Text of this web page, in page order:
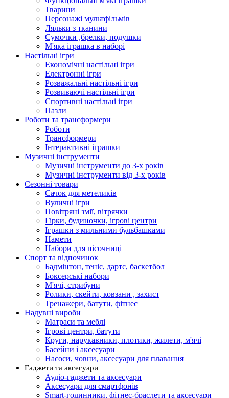
Тварини
Персонажі мультфільмів
Ляльки з тканини
Сумочки ,брелки, подушки
М'яка іграшка в наборі
Настільні ігри
Економічні настільні ігри
Електронні ігри
Розважальні настільні ігри
Розвиваючі настільні ігри
Спортивні настільні ігри
Пазли
Роботи та трансформери
Роботи
Трансформери
Інтерактивні іграшки
Музичні інструменти
Музичні інструменти до 3-х років
Музичні інструменти від 3-х років
Сезонні товари
Сачок для метеликів
Вуличні ігри
Повітряні змії, вітрячки
Гірки, будиночки, ігрові центри
Іграшки з мильними бульбашками
Намети
Набори для пісочниці
Спорт та відпочинок
Бадмінтон, теніс, дартс, баскетбол
Боксерські набори
М'ячі, стрибуни
Ролики, скейти, ковзани , захист
Тренажери, батути, фітнес
Надувні вироби
Матраси та меблі
Ігрові центри, батути
Круги, нарукавники, плотики, жилети, м'ячі
Басейни і аксесуари
Насоси, човни, аксесуари для плавання
Гаджети та аксесуари
Аудіо-гаджети та аксесуари
Аксесуари для смартфонів
Smart-годинники, фітнес-браслети та аксесуари